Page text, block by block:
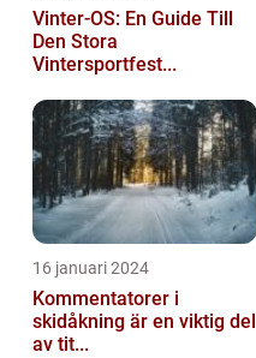
Vinter-OS: En Guide Till
Den Stora
Vintersportfest...
16 januari 2024
Kommentatorer i
skidåkning är en viktig del
av tit...